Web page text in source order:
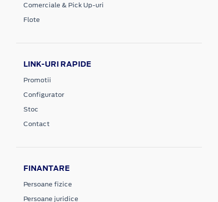
Comerciale & Pick Up-uri
Flote
LINK-URI RAPIDE
Promotii
Configurator
Stoc
Contact
FINANTARE
Persoane fizice
Persoane juridice